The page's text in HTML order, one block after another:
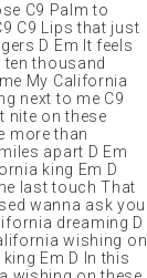
C9 Palm to
C9 Lips that just
D Em It feels
ten thousand
My California
next to me C9
nite on these
more than
apart D Em
king Em D
last touch That
wanna ask you
dreaming D
wishing on
Em D In this